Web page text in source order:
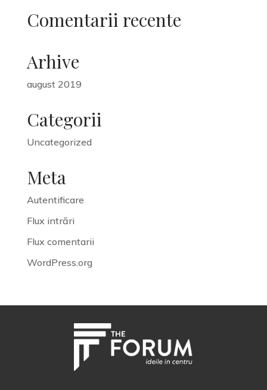
Comentarii recente
Arhive
august 2019
Categorii
Uncategorized
Meta
Autentificare
Flux intrări
Flux comentarii
WordPress.org